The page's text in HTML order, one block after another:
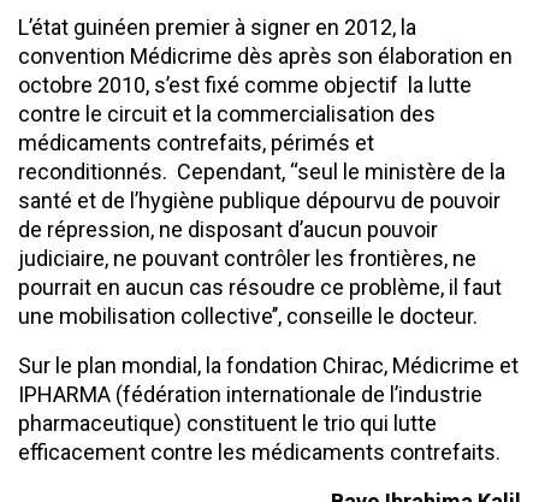
L’état guinéen premier à signer en 2012, la
convention Médicrime dès après son élaboration en
octobre 2010, s’est fixé comme objectif la lutte
contre le circuit et la commercialisation des
médicaments contrefaits, périmés et
reconditionnés. Cependant, ‘‘seul le ministère de la
santé et de l’hygiène publique dépourvu de pouvoir
de répression, ne disposant d’aucun pouvoir
judiciaire, ne pouvant contrôler les frontières, ne
pourrait en aucun cas résoudre ce problème, il faut
une mobilisation collective’’, conseille le docteur.
Sur le plan mondial, la fondation Chirac, Médicrime et
IPHARMA (fédération internationale de l’industrie
pharmaceutique) constituent le trio qui lutte
efficacement contre les médicaments contrefaits.